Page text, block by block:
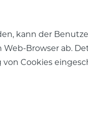
kann der
Browser ab.
Cookies